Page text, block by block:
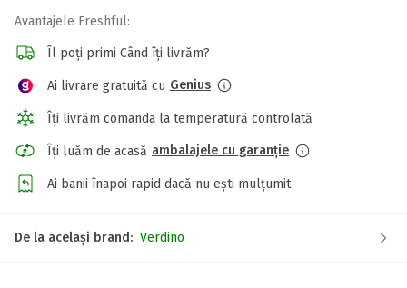
Avantajele Freshful:
Îl poți primi Când îți livrăm?
Ai livrare gratuită cu Genius
Îți livrăm comanda la temperatură controlată
Îți luăm de acasă ambalajele cu garanție
Ai banii înapoi rapid dacă nu ești mulțumit
De la același brand: Verdino